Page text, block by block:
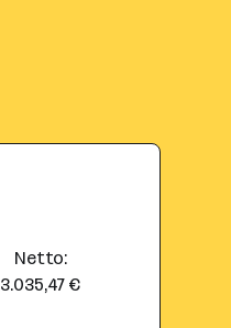
Netto:
3.035,47 €